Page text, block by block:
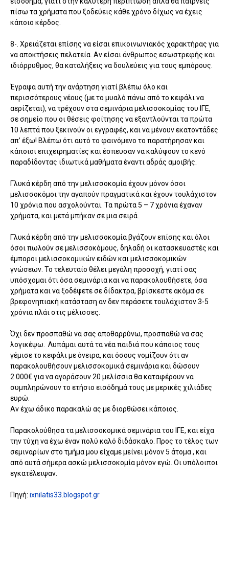
πίσω τα χρήματα που ξοδεύεις κάθε χρόνο δίχως να έχεις
κάποιο κέρδος.
8-. Χρειάζεται επίσης να είσαι επικοινωνιακός χαρακτήρας για
να αποκτήσεις πελατεία. Αν είσαι άνθρωπος εσωστρεφής και
ιδιόρρυθμος, θα καταλήξεις να δουλεύεις για τους εμπόρους.
Έγραψα αυτή την ανάρτηση γιατί βλέπω όλο και
περισσότερους νέους (με το μυαλό πάνω από το κεφάλι να
αερίζεται), να τρέχουν στα σεμινάρια μελισσοκομίας του ΙΓΕ,
σε σημείο που οι θέσεις φοίτησης να εξαντλούνται τα πρώτα
10 λεπτά που ξεκινούν οι εγγραφές, και να μένουν εκατοντάδες
απ’ έξω! Βλέπω ότι αυτό το φαινόμενο το παρατήρησαν και
κάποιοι επιχειρηματίες και έσπευσαν να καλύψουν το κενό
παραδίδοντας ιδιωτικά μαθήματα έναντι αδράς αμοιβής.
Γλυκά κέρδη από την μελισσοκομία έχουν μόνον όσοι
μελισσοκόμοι την αγαπούν πραγματικά και έχουν τουλάχιστον
10 χρόνια που ασχολούνται. Τα πρώτα 5 – 7 χρόνια έχαναν
χρήματα, και μετά μπήκαν σε μια σειρά.
Γλυκά κέρδη από την μελισσοκομία βγάζουν επίσης και όλοι
όσοι πωλούν σε μελισσοκόμους, δηλαδή οι κατασκευαστές και
έμποροι μελισσοκομικών ειδών και μελισσοκομικών
γνώσεων. Το τελευταίο θέλει μεγάλη προσοχή, γιατί σας
υπόσχομαι ότι όσα σεμινάρια και να παρακολουθήσετε, όσα
χρήματα και να ξοδέψετε σε δίδακτρα, βρίσκεστε ακόμα σε
βρεφονηπιακή κατάσταση αν δεν περάσετε τουλάχιστον 3-5
χρόνια πλάι στις μέλισσες.
Όχι δεν προσπαθώ να σας αποθαρρύνω, προσπαθώ να σας
λογικέψω. Λυπάμαι αυτά τα νέα παιδιά που κάποιος τους
γέμισε το κεφάλι με όνειρα, και όσους νομίζουν ότι αν
παρακολουθήσουν μελισσοκομικά σεμινάρια και δώσουν
2.000€ για να αγοράσουν 20 μελίσσια θα καταφέρουν να
συμπληρώνουν το ετήσιο εισόδημά τους με μερικές χιλιάδες
ευρώ.
Αν έχω άδικο παρακαλώ ας με διορθώσει κάποιος.
Παρακολούθησα τα μελισσοκομικά σεμινάρια του ΙΓΕ, και είχα
την τύχη να έχω έναν πολύ καλό διδάσκαλο. Προς το τέλος των
σεμιναρίων στο τμήμα μου είχαμε μείνει μόνον 5 άτομα , και
από αυτά σήμερα ασκώ μελισσοκομία μόνον εγώ. Οι υπόλοιποι
εγκατέλειψαν.
Πηγή: ixnilatis33.blogspot.gr